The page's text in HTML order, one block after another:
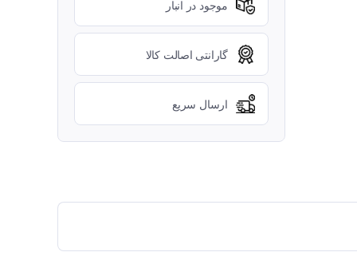
موجود در انبار
گارانتی اصالت کالا
ارسال سریع